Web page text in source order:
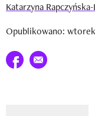
Katarzyna
Opublikowano:
Udostępnij na facebook
E-mail do